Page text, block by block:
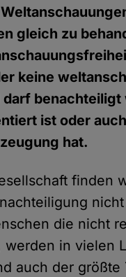
gleich zu
keine
darf
ist oder
hat.
finden
die nicht
werden in vielen
auch der